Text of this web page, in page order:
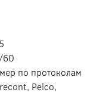
60
по протоколам
Pelco,